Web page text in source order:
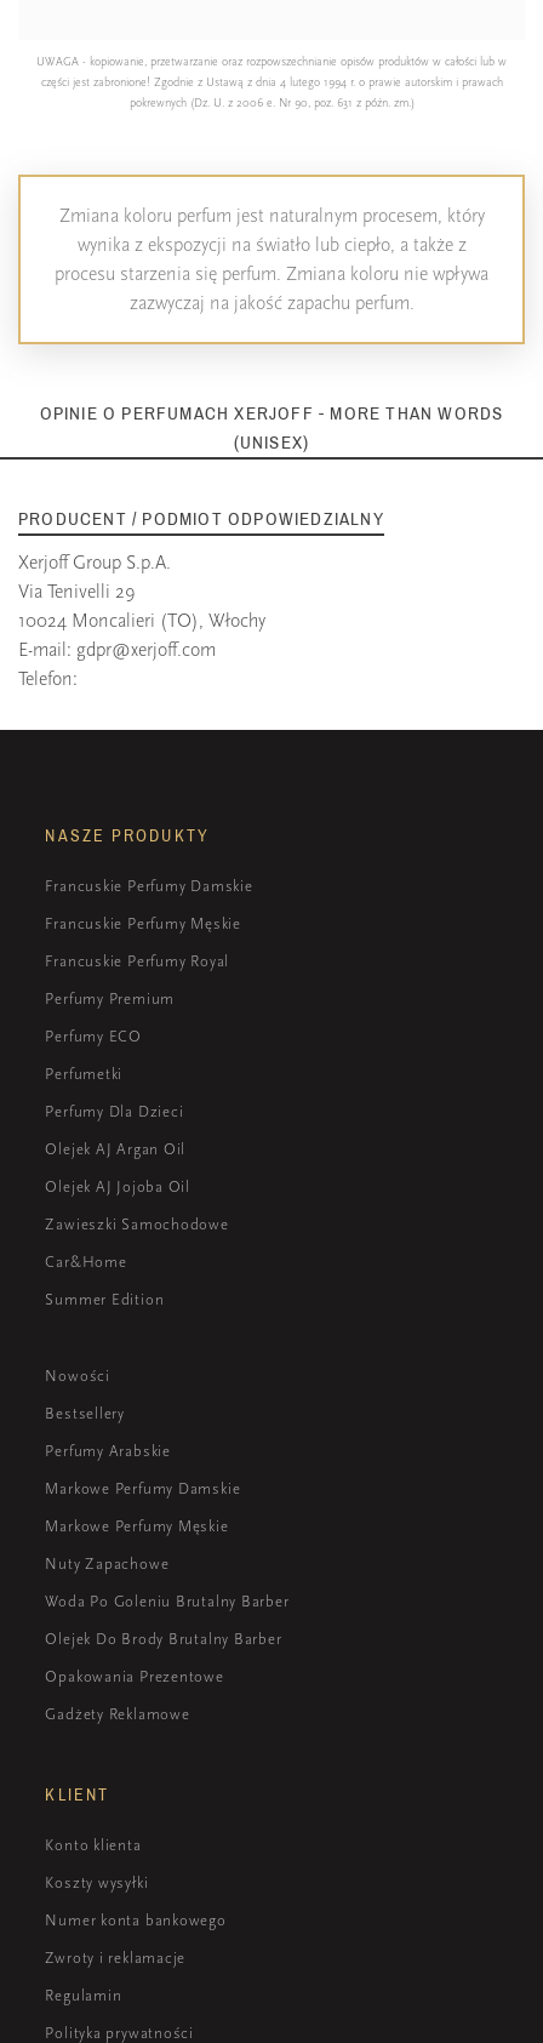
UWAGA - kopiowanie, przetwarzanie oraz rozpowszechnianie opisów produktów w całości lub w
części jest zabronione! Zgodnie z Ustawą z dnia 4 lutego 1994 r. o prawie autorskim i prawach
pokrewnych (Dz. U. z 2006 e. Nr 90, poz. 631 z późn. zm.)
Zmiana koloru perfum jest naturalnym procesem, który
wynika z ekspozycji na światło lub ciepło, a także z
procesu starzenia się perfum. Zmiana koloru nie wpływa
zazwyczaj na jakość zapachu perfum.
OPINIE O PERFUMACH XERJOFF - MORE THAN WORDS
(UNISEX)
PRODUCENT / PODMIOT ODPOWIEDZIALNY
Xerjoff Group S.p.A.
Via Tenivelli 29
10024 Moncalieri (TO), Włochy
E-mail: gdpr@xerjoff.com
Telefon:
NASZE PRODUKTY
Francuskie Perfumy Damskie
Francuskie Perfumy Męskie
Francuskie Perfumy Royal
Perfumy Premium
Perfumy ECO
Perfumetki
Perfumy Dla Dzieci
Olejek AJ Argan Oil
Olejek AJ Jojoba Oil
Zawieszki Samochodowe
Car&Home
Summer Edition
Nowości
Bestsellery
Perfumy Arabskie
Markowe Perfumy Damskie
Markowe Perfumy Męskie
Nuty Zapachowe
Woda Po Goleniu Brutalny Barber
Olejek Do Brody Brutalny Barber
Opakowania Prezentowe
Gadżety Reklamowe
KLIENT
Konto klienta
Koszty wysyłki
Numer konta bankowego
Zwroty i reklamacje
Regulamin
Polityka prywatności